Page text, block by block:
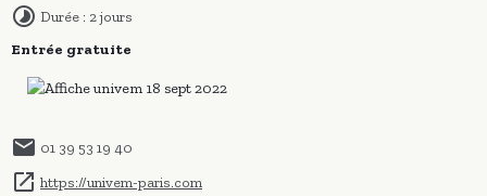
Durée : 2 jours
Entrée gratuite
01 39 53 19 40
https://univem-paris.com